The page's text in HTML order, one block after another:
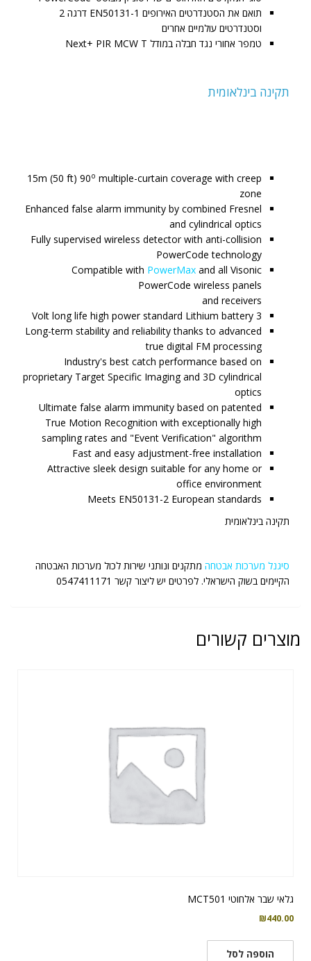
תואם את הסטנדרטים האירופים EN50131-1 דרגה 2
וסטנדרטים עולמיים אחרים
טמפר אחורי נגד חבלה במודל Next+ PIR MCW T
תקינה בינלאומית
15m (50 ft) 90o multiple-curtain coverage with creep
zone
Enhanced false alarm immunity by combined Fresnel
and cylindrical optics
Fully supervised wireless detector with anti-collision
PowerCode technology
Compatible with PowerMax and all Visonic
PowerCode wireless panels
and receivers
3 Volt long life high power standard Lithium battery
Long-term stability and reliability thanks to advanced
true digital FM processing
Industry's best catch performance based on
proprietary Target Specific Imaging and 3D cylindrical
optics
Ultimate false alarm immunity based on patented
True Motion Recognition with exceptionally high
sampling rates and "Event Verification" algorithm
Fast and easy adjustment-free installation
Attractive sleek design suitable for any home or
office environment
Meets EN50131-2 European standards
תקינה בינלאומית
סיגנל מערכות אבטחה מתקנים ונותני שירות לכול מערכות האבטחה
הקיימים בשוק הישראלי. לפרטים יש ליצור קשר 0547411171
מוצרים קשורים
גלאי שבר אלחוטי MCT501
₪440.00
הוספה לסל